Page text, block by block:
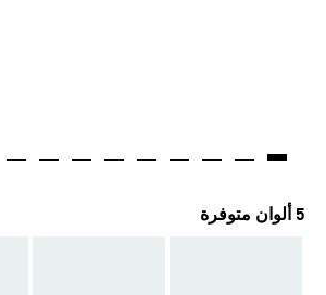
5 ألوان متوفرة